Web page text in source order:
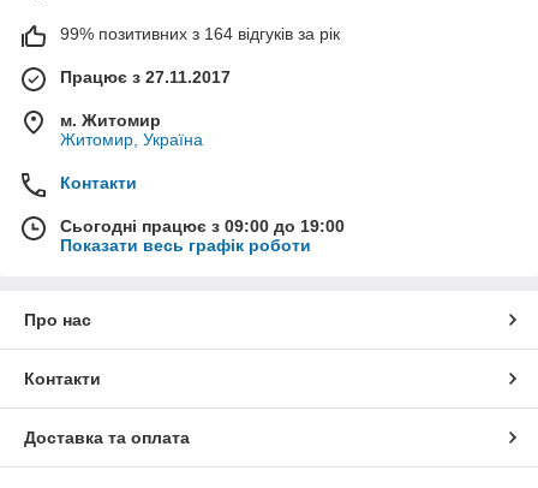
99% позитивних з 164 відгуків за рік
Працює з 27.11.2017
м. Житомир
Житомир, Україна
Контакти
Сьогодні працює з 09:00 до 19:00
Показати весь графік роботи
Про нас
Контакти
Доставка та оплата